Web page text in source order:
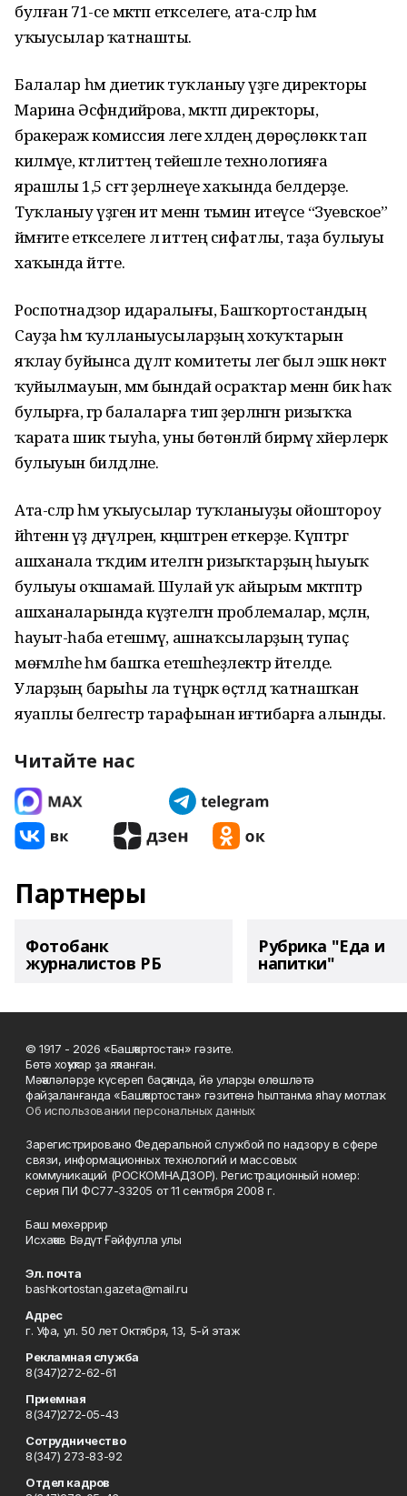
булған 71-се мәктәп етәкселеге, ата-әсәләр һәм
уҡыусылар ҡатнашты.
Балалар һәм диетик туҡланыу үҙәге директоры
Марина Әсфәндийәрова, мәктәп директоры,
бракераж комиссия әлеге хәлдең дөрөҫлөккә тап
килмәүе, кәтлиттең тейешле технологияға
ярашлы 1,5 сәғәт әҙерләнеүе хаҡында белдерҙе.
Туҡланыу үҙәген ит менән тәьмин итеүсе “Зуевское”
йәмғиәте етәкселеге лә иттең сифатлы, таҙа булыуы
хаҡында әйтте.
Роспотнадзор идаралығы, Башҡортостандың
Сауҙа һәм ҡулланыусыларҙың хоҡуҡтарын
яҡлау буйынса дәүләт комитеты әлегә был эшкә нөктә
ҡуйылмауын, әммә бындай осраҡтар менән бик һаҡ
булырға, әгәр балаларға тип әҙерләнгән ризыҡҡа
ҡарата шик тыуһа, уны бөтөнләй бирмәү хәйерлерәк
булыуын билдәләне.
Ата-әсәләр һәм уҡыусылар туҡланыуҙы ойоштороу
йәһәтенән үҙ дәғүәләрен, кәңәштәрен еткерҙе. Күптәргә
ашханала тәҡдим ителгән ризыҡтарҙың һыуыҡ
булыуы оҡшамай. Шулай уҡ айырым мәктәптәр
ашханаларында күҙәтелгән проблемалар, мәҫәлән,
һауыт-һаба етешмәү, ашнаҡсыларҙың тупаҫ
мөғәмәләһе һәм башҡа етешһеҙлектәр әйтелде.
Уларҙың барыһы ла түңәрәк өҫтәлдә ҡатнашҡан
яуаплы белгестәр тарафынан иғтибарға алынды.
Читайте нас
Партнеры
Фотобанк
журналистов РБ
Рубрика "Еда и
напитки"
© 1917 - 2026 «Башҡортостан» гәзите.
Бөтә хоҡуҡтар ҙа яҡланған.
Мәҡәләләрҙе күсереп баҫҡанда, йә уларҙы өлөшләтә
файҙаланғанда «Башҡортостан» гәзитенә һылтанма яһау мотлаҡ.
Об использовании персональных данных
Зарегистрировано Федеральной службой по надзору в сфере
связи, информационных технологий и массовых
коммуникаций (РОСКОМНАДЗОР). Регистрационный номер:
серия ПИ ФС77-33205 от 11 сентября 2008 г.
Баш мөхәррир
Исхаҡов Вәдүт Ғәйфулла улы
Эл. почта
bashkortostan.gazeta@mail.ru
Адрес
г. Уфа, ул. 50 лет Октября, 13, 5-й этаж
Рекламная служба
8(347)272-62-61
Приемная
8(347)272-05-43
Сотрудничество
8(347) 273-83-92
Отдел кадров